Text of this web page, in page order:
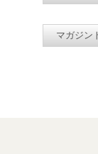
マガジン